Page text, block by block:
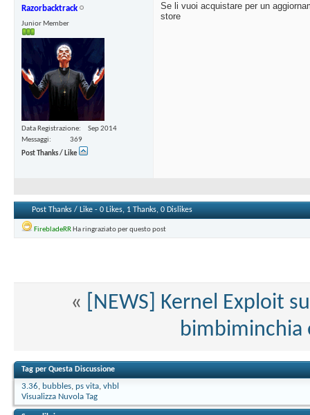
Razorbacktrack
Junior Member
Data Registrazione
Sep 2014
Messaggi
369
Post Thanks / Like
Se li vuoi acquistare per un
store
Post Thanks / Like - 0 Likes, 1 Thanks, 0 Dislikes
FirebladeRR Ha ringraziato per questo post
«
[NEWS] Kernel Exploit
bimbiminchia
Tag per Questa Discussione
3.36, bubbles, ps vita, vhbl
Visualizza Nuvola Tag